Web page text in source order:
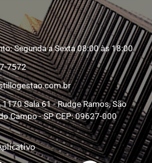
Segunda a Sexta 08:00 às 18:00
7572
1170 Sala 61 - Rudge Ramos, São
Campo - SP CEP: 09627-000